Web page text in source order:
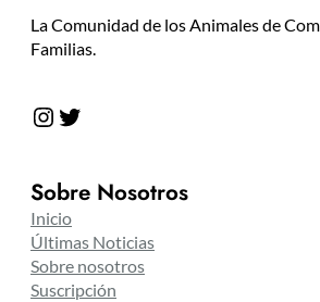
La Comunidad de los Animales de
Familias.
Instagram Twitter
Sobre Nosotros
Inicio
Últimas Noticias
Sobre nosotros
Suscripción